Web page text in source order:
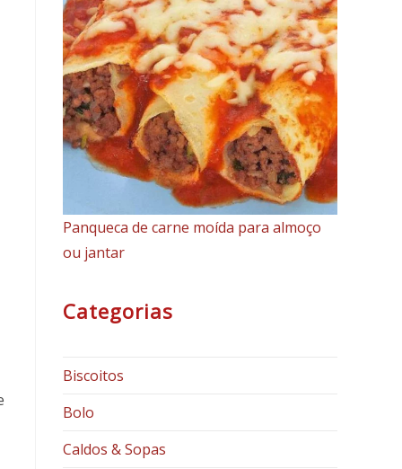
Panqueca de carne moída para almoço
ou jantar
Categorias
Biscoitos
Bolo
Caldos & Sopas